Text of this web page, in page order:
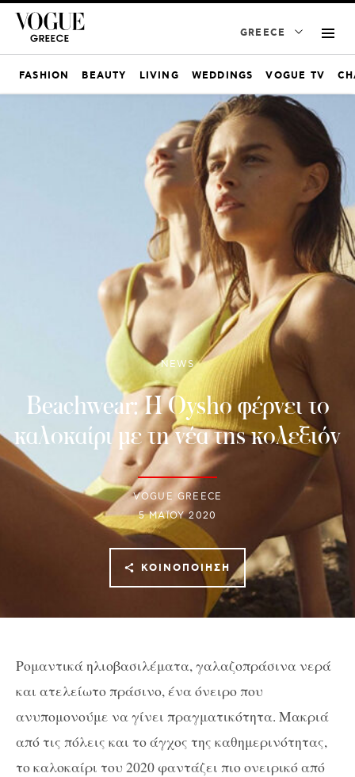
GREECE
FASHION BEAUTY LIVING WEDDINGS VOGUE TV
NEWS
Beachwear: Η Oysho φέρνει το
καλοκαίρι με τη νέα της κολεξιόν
VOGUE GREECE
5 ΜΑΪ́ΟΥ 2020
ΚΟΙΝΟΠΟΊΗΣΗ
Ρομαντικά ηλιοβασιλέματα, γαλαζοπράσινα νερά
και ατελείωτο πράσινο, ένα όνειρο που
ανυπομονούμε να γίνει πραγματικότητα. Μακριά
από τις πόλεις και το άγχος της καθημερινότητας,
το καλοκαίρι του 2020 φαντάζει πιο ονειρικό από